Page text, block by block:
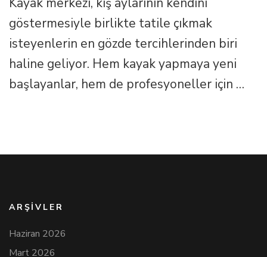
Ünlü
Kayak
Merkezi
göstermesiyle birlikte tatile çıkmak
isteyenlerin en gözde tercihlerinden biri
haline geliyor. Hem kayak yapmaya yeni
başlayanlar, hem de profesyoneller için …
ARŞIVLER
Haziran 2026
Mart 2026